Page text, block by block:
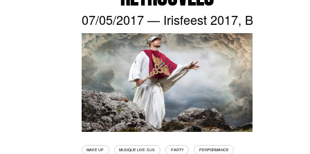
07/05/2017 — Irisfeest 2017, Bruxelles,
MAKE UP MUSIQUE LIVE / DJS PARTY PERFORMANCE